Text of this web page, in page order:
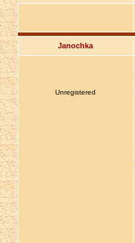
Janochka
Unregistered